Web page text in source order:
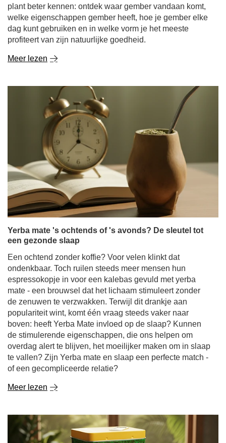
plant beter kennen: ontdek waar gember vandaan komt,
welke eigenschappen gember heeft, hoe je gember elke
dag kunt gebruiken en in welke vorm je het meeste
profiteert van zijn natuurlijke goedheid.
Meer lezen
Yerba mate 's ochtends of 's avonds? De sleutel tot
een gezonde slaap
Een ochtend zonder koffie? Voor velen klinkt dat
ondenkbaar. Toch ruilen steeds meer mensen hun
espressokopje in voor een kalebas gevuld met yerba
mate - een brouwsel dat het lichaam stimuleert zonder
de zenuwen te verzwakken. Terwijl dit drankje aan
populariteit wint, komt één vraag steeds vaker naar
boven: heeft Yerba Mate invloed op de slaap? Kunnen
de stimulerende eigenschappen, die ons helpen om
overdag alert te blijven, het moeilijker maken om in slaap
te vallen? Zijn Yerba mate en slaap een perfecte match -
of een gecompliceerde relatie?
Meer lezen